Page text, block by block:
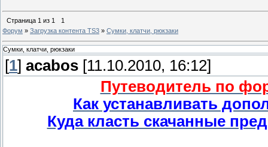
Страница 1 из 1
1
Форум » Загрузка контента TS3 » Сумки, клатчи, рюкзаки
Сумки, клатчи, рюкзаки
[1] acabos [11.10.2010, 16:12]
Путеводитель по
Как устанавливать
Куда класть скачанные